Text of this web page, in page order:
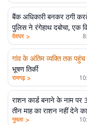
बैंक अधिकारी बनकर ठगी
पुलिस ने रंगेहाथ दबोचा, एक
देवघर >
गांव के अंतिम व्यक्ति तक पहुंच
भूषण तिर्की
रामगढ़ >
राशन कार्ड बनाने के नाम
तीन माह का राशन नहीं देने
गुमला >